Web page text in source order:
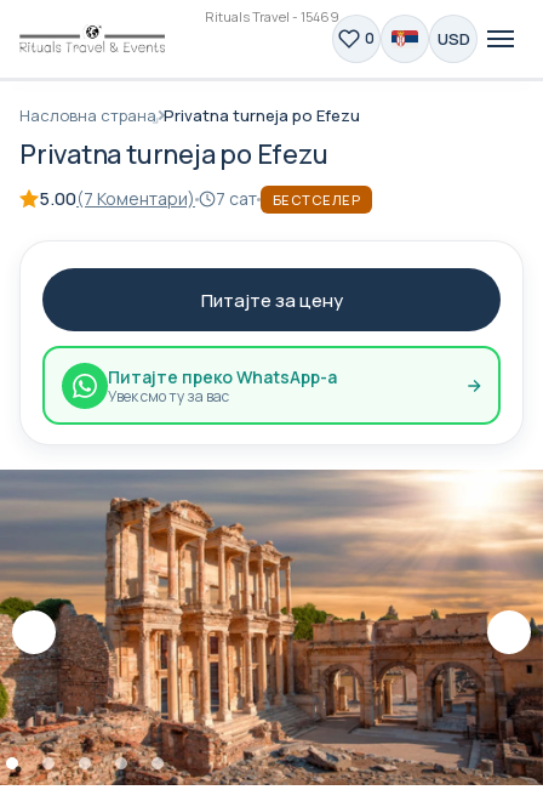
Rituals Travel - 15469
0 USD
Насловна страна Privatna turneja po Efezu
Privatna turneja po Efezu
5.00(7 Коментари) 7 сат БЕСТСЕЛЕР
Питајте за цену
Питајте преко WhatsApp-а
Увек смо ту за вас